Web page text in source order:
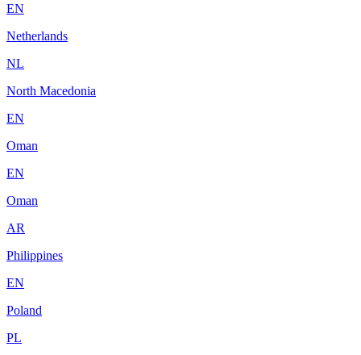
EN
Netherlands
NL
North Macedonia
EN
Oman
EN
Oman
AR
Philippines
EN
Poland
PL